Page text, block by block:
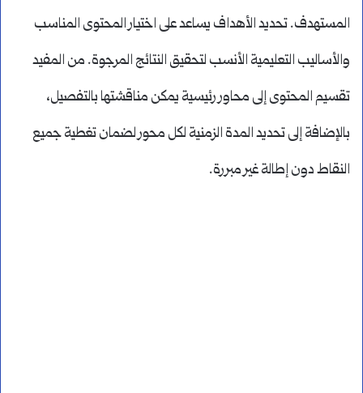
المستهدف. تحديد الأهداف يساعد على اختيار المحتوى المناسب
والأساليب التعليمية الأنسب لتحقيق النتائج المرجوة. من المفيد
تقسيم المحتوى إلى محاور رئيسية يمكن مناقشتها بالتفصيل،
بالإضافة إلى تحديد المدة الزمنية لكل محور لضمان تغطية جميع
النقاط دون إطالة غير مبررة.